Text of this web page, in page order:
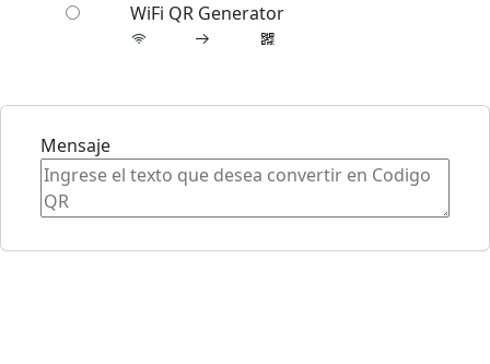
WiFi QR Generator
Mensaje